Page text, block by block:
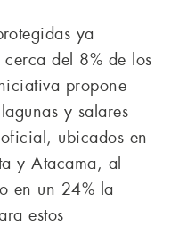
ya
cerca del 8% de los
propone
y salares
ubicados en
y Atacama, al
en un 24% la
estos